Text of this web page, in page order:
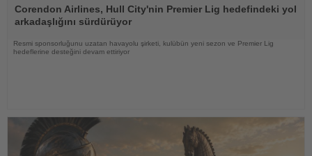
Oku
Corendon Airlines, Hull City'nin Premier Lig hedefindeki yol
arkadaşlığını sürdürüyor
Resmi sponsorluğunu uzatan havayolu şirketi, kulübün yeni sezon ve Premier Lig
hedeflerine desteğini devam ettiriyor